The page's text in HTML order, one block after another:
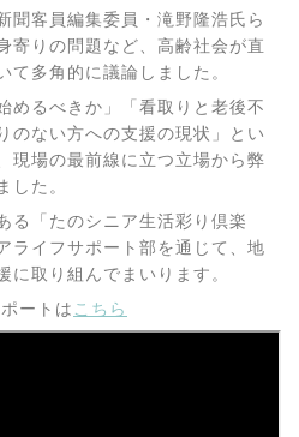
聞客員編集委員・滝野隆浩氏ら
寄りの問題など、高齢社会が直
多角的に議論しました。
めるべきか」「看取りと老後不
のない方への支援の現状」とい
現場の最前線に立つ立場から弊
した。
る「たのシニア生活彩り倶楽
ライフサポート部を通じて、地
取り組んでまいります。
ートは こちら